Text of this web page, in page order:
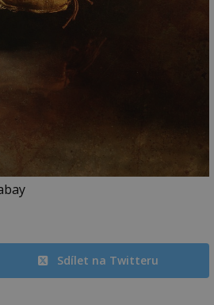
Sdílet na Twitteru